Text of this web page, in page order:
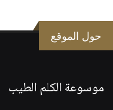
حول الموقع
موسوعة الكلم الطيب